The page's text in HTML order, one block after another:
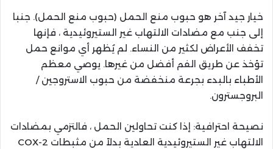
خيار جيد آخر هو حبوب منع الحمل (حبوب منع الحمل). جنبا
إلى جنب مع مضادات الالتهاب غير الستيروئيدية ، فإنها
تخفف الأعراض لكثير من النساء. لم يُظهر أي موانع حمل
تؤخذ عن طريق الفم أفضل من غيرها. يوصي معظم
الأطباء بالبدء بجرعة منخفضة من حبوب الاستروجين /
البروجسترون.
نصيحة احترافية: إذا كنت تحاولين الحمل ، فالتزمي بمضادات
الالتهاب غير الستيروئيدية العادية بدلاً من مثبطات COX-2